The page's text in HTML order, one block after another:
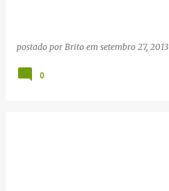
postado por Brito em setembro 27, 2013
0